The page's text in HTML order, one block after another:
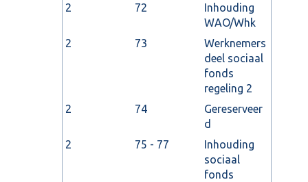
2
72
Inhouding
WAO/Whk
2
73
Werknemers
deel sociaal
fonds
regeling 2
2
74
Gereserveer
d
2
75 - 77
Inhouding
sociaal
fonds